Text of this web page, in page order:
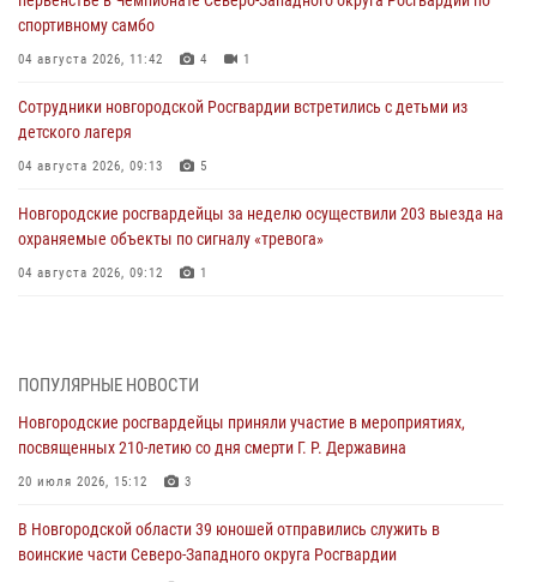
спортивному самбо
04 августа 2026, 11:42 4 1
Сотрудники новгородской Росгвардии встретились с детьми из
детского лагеря
04 августа 2026, 09:13 5
Новгородские росгвардейцы за неделю осуществили 203 выезда на
охраняемые объекты по сигналу «тревога»
04 августа 2026, 09:12 1
В Великом Новгороде сотрудники центра лицензионно-
разрешительной работы Росгвардии провели телефонную «горячую
30 июля 2026, 14:36 1
ПОПУЛЯРНЫЕ НОВОСТИ
Новгородские росгвардейцы приняли участие в мероприятиях,
посвященных 210-летию со дня смерти Г. Р. Державина
20 июля 2026, 15:12 3
В Новгородской области 39 юношей отправились служить в
воинские части Северо-Западного округа Росгвардии